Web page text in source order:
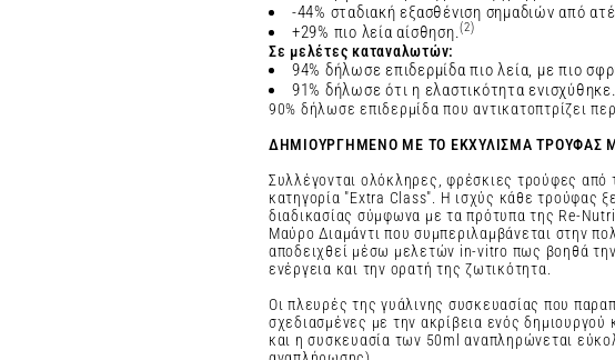
-44% σταδιακή εξασθένιση σημαδιών από
+29% πιο λεία αίσθηση.(2)
Σε μελέτες καταναλωτών:
94% δήλωσε επιδερμίδα πιο λεία, με πιο
91% δήλωσε ότι η ελαστικότητα ενισχύθηκε.
90% δήλωσε επιδερμίδα που αντικατοπτρίζει
ΔΗΜΙΟΥΡΓΗΜΕΝΟ ΜΕ ΤΟ ΕΚΧΥΛΙΣΜΑ ΤΡΟΥΦΑΣ
Συλλέγονται ολόκληρες, φρέσκιες τρούφες από
κατηγορία "Extra Class". Η ισχύς κάθε τρούφας
διαδικασίας σύμφωνα με τα πρότυπα της Re-
Μαύρο Διαμάντι που συμπεριλαμβάνεται στην
αποδειχθεί μέσω μελετών in-vitro πως βοηθά την
ενέργεια και την ορατή της ζωτικότητα.
Οι πλευρές της γυάλινης συσκευασίας που
σχεδιασμένες με την ακρίβεια ενός
και η συσκευασία των 50ml αναπληρώνεται